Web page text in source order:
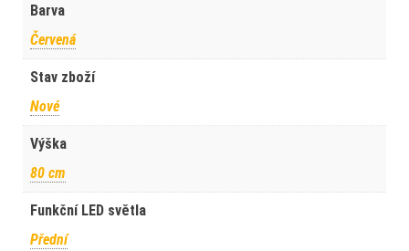
Barva
Červená
Stav zboží
Nové
Výška
80 cm
Funkční LED světla
Přední